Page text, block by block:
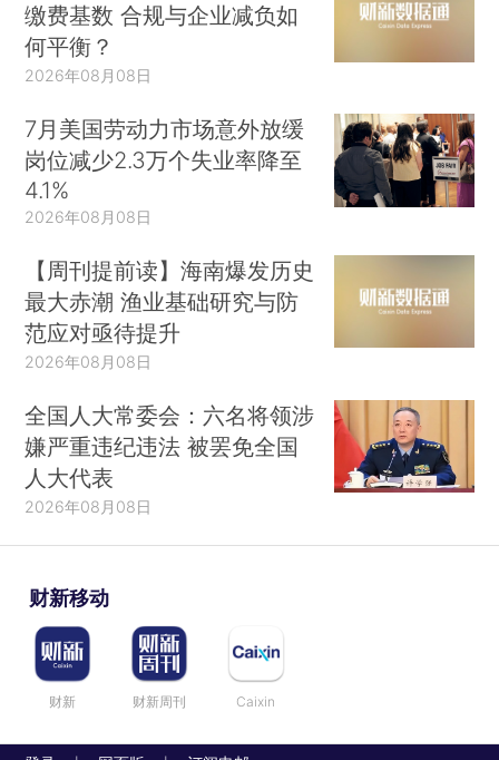
缴费基数 合规与企业减负如
何平衡？
2026年08月08日
7月美国劳动力市场意外放缓
岗位减少2.3万个失业率降至
4.1%
2026年08月08日
【周刊提前读】海南爆发历史
最大赤潮 渔业基础研究与防
范应对亟待提升
2026年08月08日
全国人大常委会：六名将领涉
嫌严重违纪违法 被罢免全国
人大代表
2026年08月08日
财新移动
财新 财新周刊 Caixin